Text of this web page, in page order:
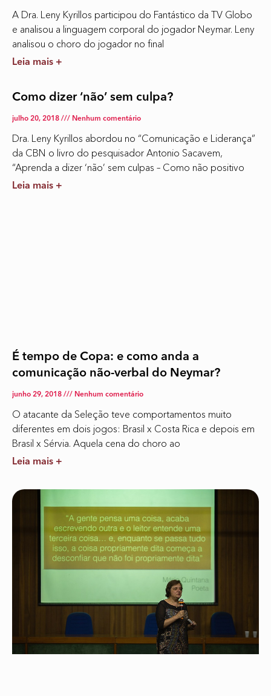
A Dra. Leny Kyrillos participou do Fantástico da TV Globo
e analisou a linguagem corporal do jogador Neymar. Leny
analisou o choro do jogador no final
Leia mais +
Como dizer ‘não’ sem culpa?
julho 20, 2018 Nenhum comentário
Dra. Leny Kyrillos abordou no “Comunicação e Liderança”
da CBN o livro do pesquisador Antonio Sacavem,
“Aprenda a dizer ‘não’ sem culpas – Como não positivo
Leia mais +
É tempo de Copa: e como anda a
comunicação não-verbal do Neymar?
junho 29, 2018 Nenhum comentário
O atacante da Seleção teve comportamentos muito
diferentes em dois jogos: Brasil x Costa Rica e depois em
Brasil x Sérvia. Aquela cena do choro ao
Leia mais +